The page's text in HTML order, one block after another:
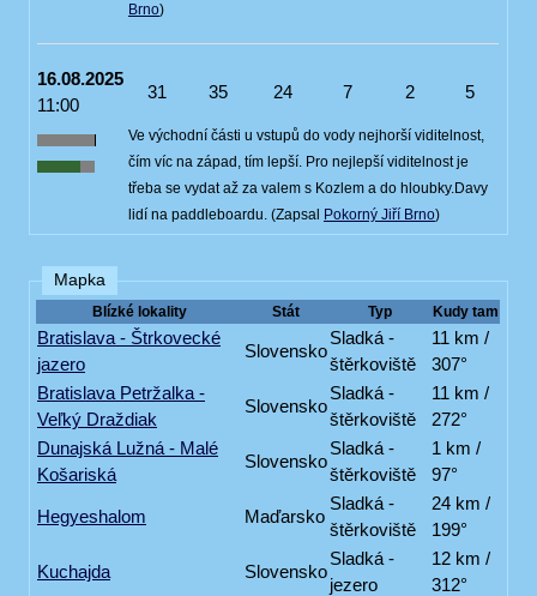
Brno)
16.08.2025
11:00
31 35 24 7 2 5
Ve východní části u vstupů do vody nejhorší viditelnost,
čím víc na západ, tím lepší. Pro nejlepší viditelnost je
třeba se vydat až za valem s Kozlem a do hloubky.Davy
lidí na paddleboardu. (Zapsal Pokorný Jiří Brno)
Mapka
Blízké lokality Stát Typ Kudy tam
Bratislava - Štrkovecké
jazero
Slovensko
Sladká -
štěrkoviště
11 km /
307°
Bratislava Petržalka -
Veľký Draždiak
Slovensko
Sladká -
štěrkoviště
11 km /
272°
Dunajská Lužná - Malé
Košariská
Slovensko
Sladká -
štěrkoviště
1 km /
97°
Hegyeshalom Maďarsko
Sladká -
štěrkoviště
24 km /
199°
Kuchajda Slovensko
Sladká -
jezero
12 km /
312°